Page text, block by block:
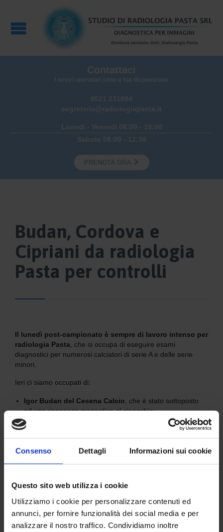
Consenso Dettagli Informazioni sui cookie
Questo sito web utilizza i cookie
Utilizziamo i cookie per personalizzare contenuti ed
annunci, per fornire funzionalità dei social media e per
analizzare il nostro traffico. Condividiamo inoltre
Contattaci
I nostri operatori sono a tua disposizione
0521 231894
segreteria@radiologiapasta.it
Lunedi - Venerdi 08:00 - 19:00
Sabato 08:00 - 12:30
PRENOTA ORA 
Budan, Cordova e
Cipriani da radiologia
Pasta per controlli
Il lunedì post-campionato è sempre di lavoro intenso per
radiologia Pasta , che si occupa di eseguire esami
diagnostici per numerosi calciatori di serie A e delle serie
minori.
Ieri ci siamo occupati di:
Igor Budan del Cesena Calcio , che è stato sottoposto
ad una risonanza magnetica al ginocchio;
Nicolas Cordova del Bresca Calcio
, che ha eseguito
radiografie e risonanza magnetica in seguito ad un
alla trasferta di Udine;
Giacomo Cipriano della Spal, che ha eseguito una
sta trascinando da un pò di tempo.
Ma non ci occupiamo solo di calcio!Anche il ciclismo è uno
sport che seguiamo da vicinoe in effetti ci siamo
recentemente occupati anche di
Andrea Piechele, ciclista